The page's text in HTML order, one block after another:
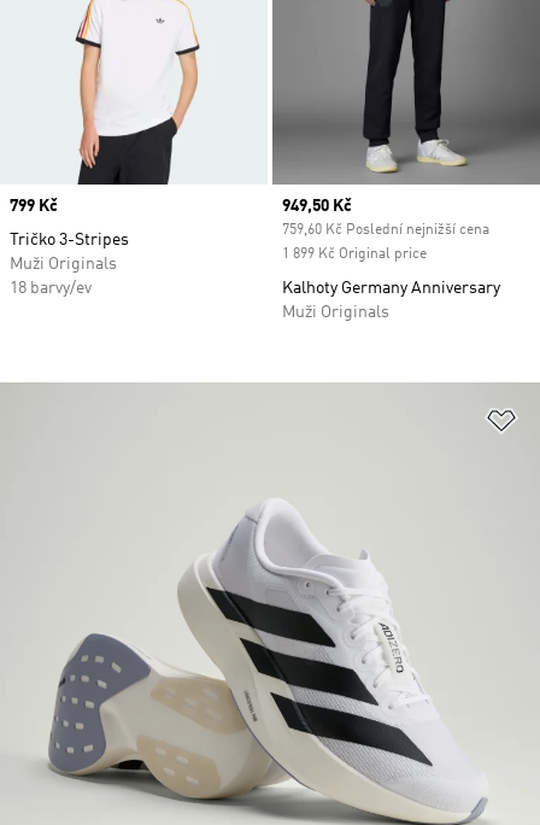
Price
799 Kč
Tričko 3-Stripes
Muži Originals
18 barvy/ev
Current price
949,50 Kč
759,60 Kč Poslední nejnižší cena
1 899 Kč Original price
Kalhoty Germany Anniversary
Muži Originals